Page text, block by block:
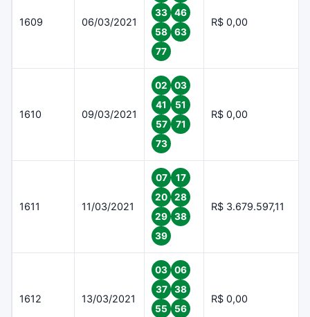
1609 06/03/2021
33
46
58
63
77
R$ 0,00
1610 09/03/2021
02
03
41
51
57
71
73
R$ 0,00
1611 11/03/2021
07
17
20
28
29
38
39
R$ 3.679.597,11
1612 13/03/2021
03
06
37
38
55
56
R$ 0,00